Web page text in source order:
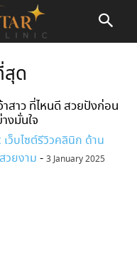
สุด
สาว ที่ไหนดี สวยปังก่อน
งมั่นใจ
ว็บไซต์รีวิวคลินิก ด้าน
วยงาม - 3 January 2025